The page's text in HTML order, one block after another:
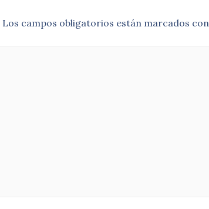
Los campos obligatorios están marcados con